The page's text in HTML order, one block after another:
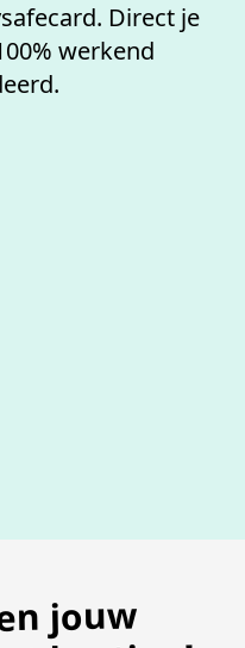
Direct je
werkend
jouw